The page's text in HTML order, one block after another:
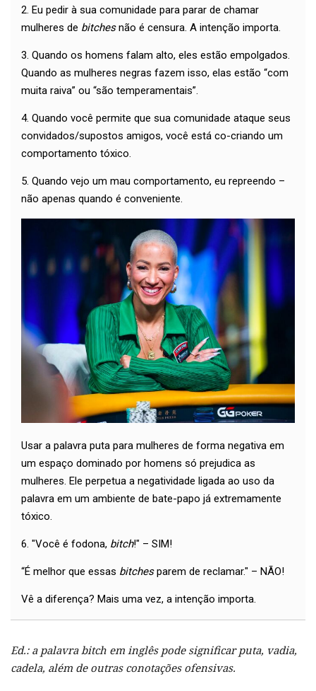
2. Eu pedir à sua comunidade para parar de chamar
mulheres de bitchesnão é censura. A intenção importa.
3. Quando os homens falam alto, eles estão empolgados.
Quando as mulheres negras fazem isso, elas estão “com
muita raiva” ou “são temperamentais”.
4. Quando você permite que sua comunidade ataque seus
convidados/supostos amigos, você está co-criando um
comportamento tóxico.
5. Quando vejo um mau comportamento, eu repreendo –
não apenas quando é conveniente.
Usar a palavra puta para mulheres de forma negativa em
um espaço dominado por homens só prejudica as
mulheres. Ele perpetua a negatividade ligada ao uso da
palavra em um ambiente de bate-papo já extremamente
tóxico.
6. "Você é fodona, bitch!" – SIM!
“É melhor que essas bitchesparem de reclamar." – NÃO!
Vê a diferença? Mais uma vez, a intenção importa.
Ed.: a palavra bitch em inglês pode significar puta, vadia,
cadela, além de outras conotações ofensivas.